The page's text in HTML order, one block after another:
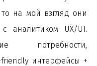
на мой взгляд они
аналитиком UX/UI.
потребности,
интерфейсы +